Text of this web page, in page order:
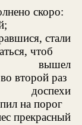
скоро:
стали
чтоб
вышел
второй раз
доспехи
на порог
прекрасный